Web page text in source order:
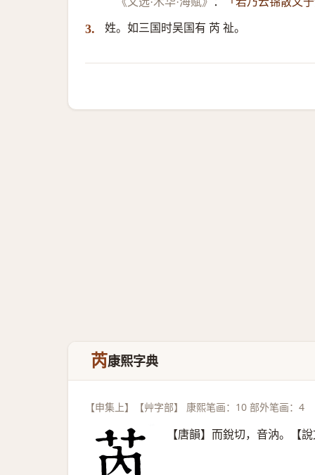
3. 姓。如三国时吴国有 芮 祉。
芮康熙字典
【申集上】【艸字部】 康熙笔画：10 部外笔画：4
【唐韻】而銳切，音汭。【